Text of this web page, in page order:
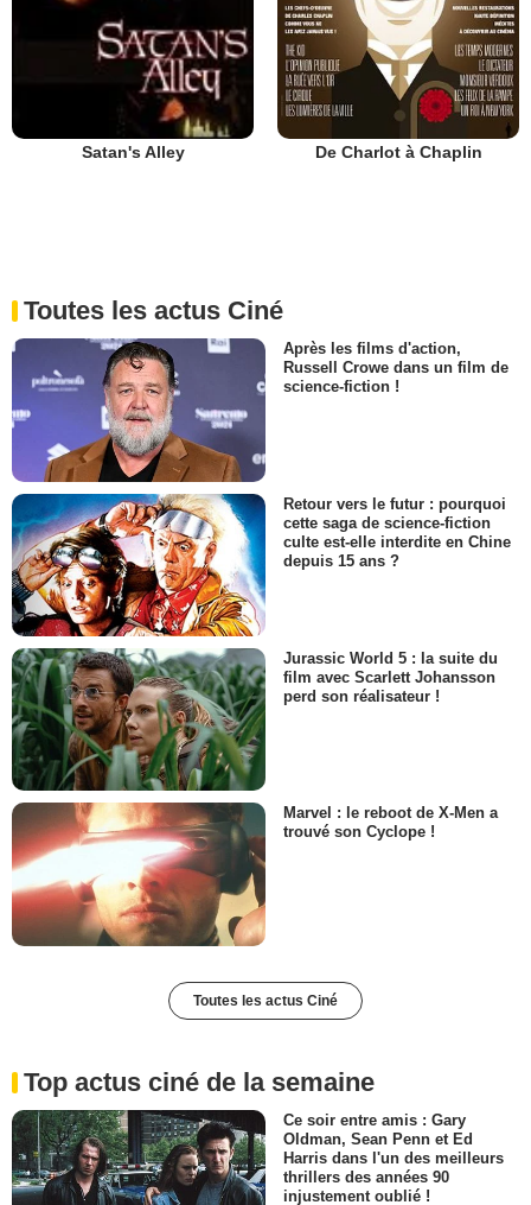
Satan's Alley De Charlot à Chaplin
Toutes les actus Ciné
Après les films d'action,
Russell Crowe dans un film de
science-fiction !
Retour vers le futur : pourquoi
cette saga de science-fiction
culte est-elle interdite en Chine
depuis 15 ans ?
Jurassic World 5 : la suite du
film avec Scarlett Johansson
perd son réalisateur !
Marvel : le reboot de X-Men a
trouvé son Cyclope !
Toutes les actus Ciné
Top actus ciné de la semaine
Ce soir entre amis : Gary
Oldman, Sean Penn et Ed
Harris dans l'un des meilleurs
thrillers des années 90
injustement oublié !